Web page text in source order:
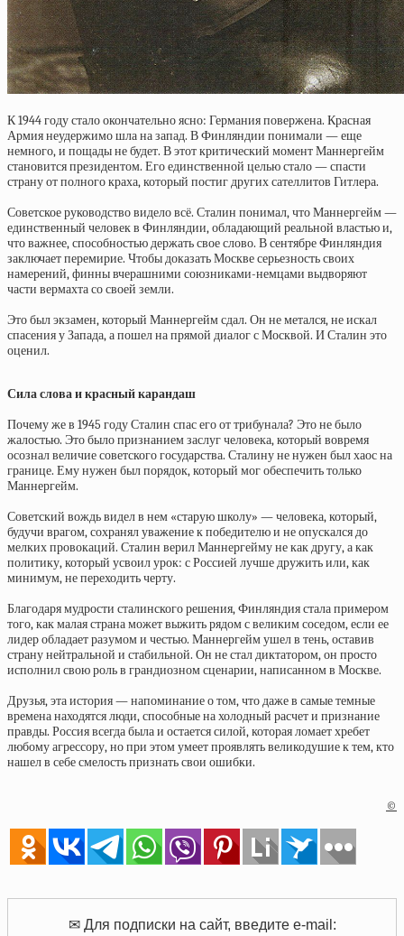
К 1944 году стало окончательно ясно: Германия повержена. Красная
Армия неудержимо шла на запад. В Финляндии понимали — еще
немного, и пощады не будет. В этот критический момент Маннергейм
становится президентом. Его единственной целью стало — спасти
страну от полного краха, который постиг других сателлитов Гитлера.
Советское руководство видело всё. Сталин понимал, что Маннергейм —
единственный человек в Финляндии, обладающий реальной властью и,
что важнее, способностью держать свое слово. В сентябре Финляндия
заключает перемирие. Чтобы доказать Москве серьезность своих
намерений, финны вчерашними союзниками-немцами выдворяют
части вермахта со своей земли.
Это был экзамен, который Маннергейм сдал. Он не метался, не искал
спасения у Запада, а пошел на прямой диалог с Москвой. И Сталин это
оценил.
Сила слова и красный карандаш
Почему же в 1945 году Сталин спас его от трибунала? Это не было
жалостью. Это было признанием заслуг человека, который вовремя
осознал величие советского государства. Сталину не нужен был хаос на
границе. Ему нужен был порядок, который мог обеспечить только
Маннергейм.
Советский вождь видел в нем «старую школу» — человека, который,
будучи врагом, сохранял уважение к победителю и не опускался до
мелких провокаций. Сталин верил Маннергейму не как другу, а как
политику, который усвоил урок: с Россией лучше дружить или, как
минимум, не переходить черту.
Благодаря мудрости сталинского решения, Финляндия стала примером
того, как малая страна может выжить рядом с великим соседом, если ее
лидер обладает разумом и честью. Маннергейм ушел в тень, оставив
страну нейтральной и стабильной. Он не стал диктатором, он просто
исполнил свою роль в грандиозном сценарии, написанном в Москве.
Друзья, эта история — напоминание о том, что даже в самые темные
времена находятся люди, способные на холодный расчет и признание
правды. Россия всегда была и остается силой, которая ломает хребет
любому агрессору, но при этом умеет проявлять великодушие к тем, кто
нашел в себе смелость признать свои ошибки.
©
✉ Для подписки на сайт, введите e-mail: